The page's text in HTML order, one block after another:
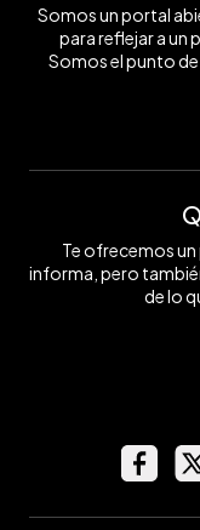
Somos un portal
para reflejar a un
Somos el punto
Te ofrecemos
informa, pero
de lo